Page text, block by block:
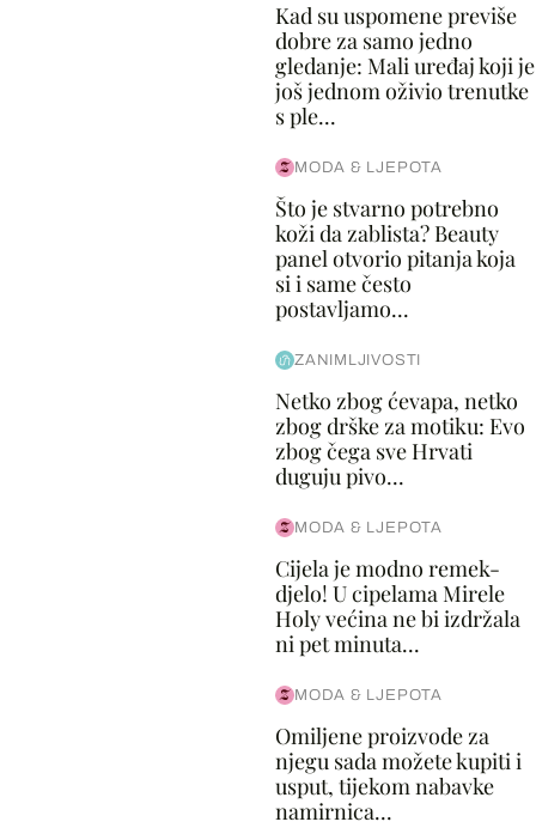
Kad su uspomene previše
dobre za samo jedno
gledanje: Mali uređaj koji je
još jednom oživio trenutke
s ple...
MODA & LJEPOTA
Što je stvarno potrebno
koži da zablista? Beauty
panel otvorio pitanja koja
si i same često
postavljamo...
ZANIMLJIVOSTI
Netko zbog ćevapa, netko
zbog drške za motiku: Evo
zbog čega sve Hrvati
duguju pivo...
MODA & LJEPOTA
Cijela je modno remek-
djelo! U cipelama Mirele
Holy većina ne bi izdržala
ni pet minuta...
MODA & LJEPOTA
Omiljene proizvode za
njegu sada možete kupiti i
usput, tijekom nabavke
namirnica...